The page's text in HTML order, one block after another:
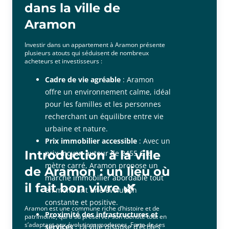
dans la ville de
Aramon
Investir dans un appartement à Aramon présente
plusieurs atouts qui séduisent de nombreux
acheteurs et investisseurs :
Cadre de vie agréable : Aramon
offre un environnement calme, idéal
pour les familles et les personnes
recherchant un équilibre entre vie
urbaine et nature.
Prix immobilier accessible : Avec un
prix moyen autour de 2455 € le
mètre carré, Aramon propose un
marché immobilier abordable tout
en montrant une évolution
constante et positive.
Proximité des infrastructures et
services: La ville dispose d’écoles
Introduction à la ville
de Aramon : un lieu où
il fait bon vivre 🌿
Aramon est une commune riche d’histoire et de
patrimoine, qui a su préserver son identité tout en
s’adaptant aux évolutions modernes. Forte de ses